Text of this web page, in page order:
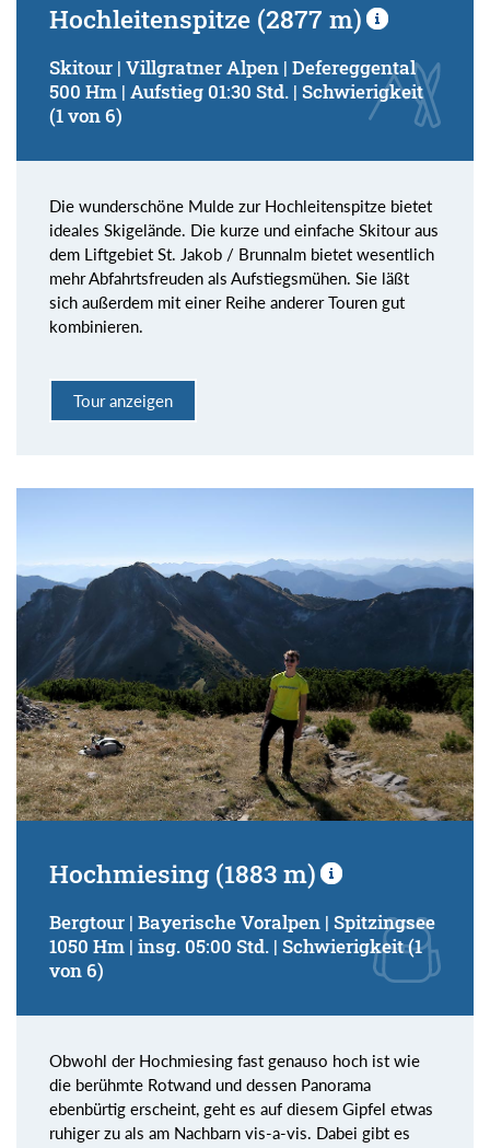
Hochleitenspitze (2877 m)
Skitour | Villgratner Alpen | Defereggental
500 Hm | Aufstieg 01:30 Std. | Schwierigkeit
(1 von 6)
Die wunderschöne Mulde zur Hochleitenspitze bietet
ideales Skigelände. Die kurze und einfache Skitour aus
dem Liftgebiet St. Jakob / Brunnalm bietet wesentlich
mehr Abfahrtsfreuden als Aufstiegsmühen. Sie läßt
sich außerdem mit einer Reihe anderer Touren gut
kombinieren.
Tour anzeigen
Hochmiesing (1883 m)
Bergtour | Bayerische Voralpen | Spitzingsee
1050 Hm | insg. 05:00 Std. | Schwierigkeit (1
von 6)
Obwohl der Hochmiesing fast genauso hoch ist wie
die berühmte Rotwand und dessen Panorama
ebenbürtig erscheint, geht es auf diesem Gipfel etwas
ruhiger zu als am Nachbarn vis-a-vis. Dabei gibt es